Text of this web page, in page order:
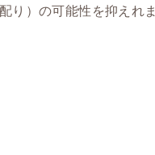
り）の可能性を抑えれま